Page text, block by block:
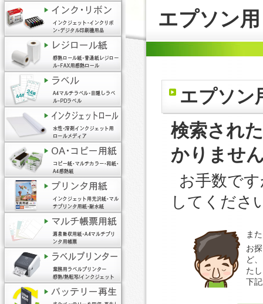
エプソン
エプソン
検索され
かりませ
お手数で
してくださ
ま
お
ど
た
下